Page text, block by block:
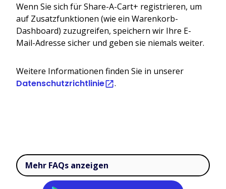
Wenn Sie sich für Share-A-Cart+ registrieren, um
auf Zusatzfunktionen (wie ein Warenkorb-
Dashboard) zuzugreifen, speichern wir Ihre E-
Mail-Adresse sicher und geben sie niemals weiter.
Weitere Informationen finden Sie in unserer
Datenschutzrichtlinie .
Mehr FAQs anzeigen